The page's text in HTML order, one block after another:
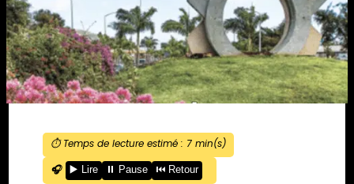
⏱️ Temps de lecture estimé : 7min(s)
🎧
▶️ Lire ⏸️ Pause ⏮️ Retour